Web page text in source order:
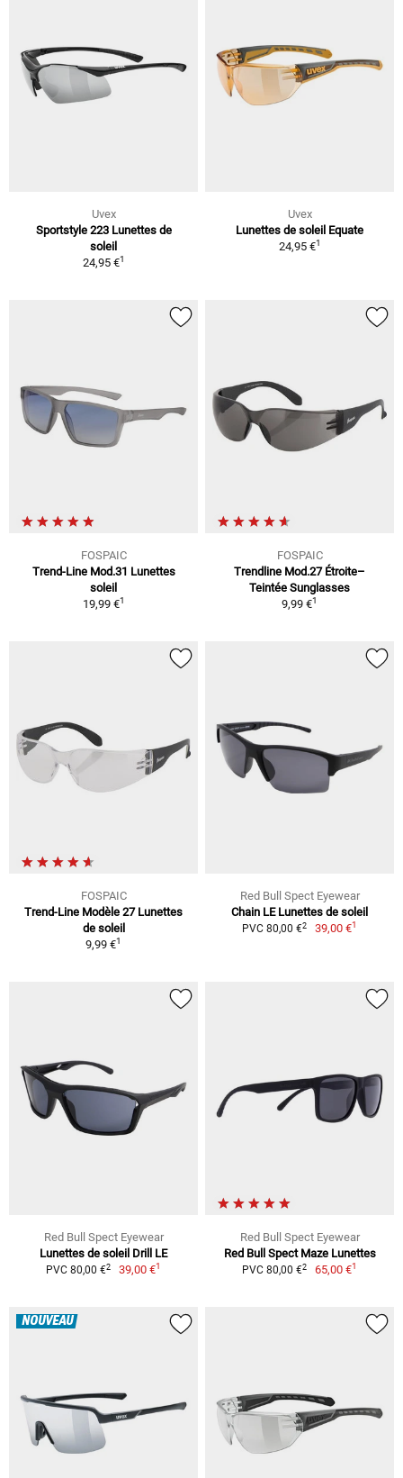
Uvex
Sportstyle 223 Lunettes de
soleil
24,95 €1
Uvex
Lunettes de soleil Equate
24,95 €1
FOSPAIC
Trend-Line Mod.31 Lunettes
soleil
19,99 €1
FOSPAIC
Trendline Mod.27 Étroite–
Teintée Sunglasses
9,99 €1
FOSPAIC
Trend-Line Modèle 27 Lunettes
de soleil
9,99 €1
Red Bull Spect Eyewear
Chain LE Lunettes de soleil
PVC 80,00 €2 39,00 €1
Red Bull Spect Eyewear
Lunettes de soleil Drill LE
PVC 80,00 €2 39,00 €1
Red Bull Spect Eyewear
Red Bull Spect Maze Lunettes
PVC 80,00 €2 65,00 €1
NOUVEAU